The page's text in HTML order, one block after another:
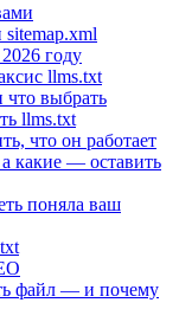
sitemap.xml
году
llms.txt
выбрать
llms.txt
что он работает
какие — оставить
поняла ваш
файл — и почему